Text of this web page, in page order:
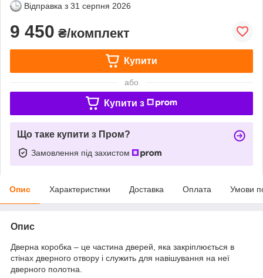
Відправка з 31 серпня 2026
9 450 ₴/комплект
Купити
або
Купити з
Що таке купити з Пром?
Замовлення під захистом
Опис Характеристики Доставка Оплата Умови
Опис
Дверна коробка – це частина дверей, яка закріплюється в
стінах дверного отвору і служить для навішування на неї
дверного полотна.